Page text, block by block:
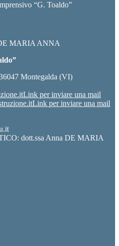
“G. Toaldo”
MARIA ANNA
Montegalda (VI)
Link per inviare una mail
Link per inviare una mail
dott.ssa Anna DE MARIA